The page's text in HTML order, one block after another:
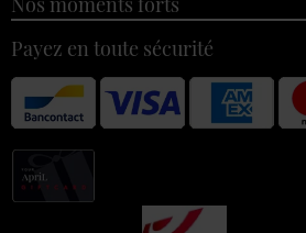
Payez en toute sécurité